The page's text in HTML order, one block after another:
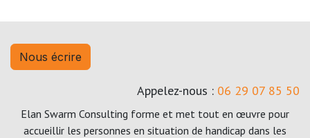
Nous écrire
Appelez-nous : 06 29 07 85 50
Elan Swarm Consulting forme et met tout en œuvre pour
accueillir les personnes en situation de handicap dans les